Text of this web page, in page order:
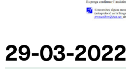
29-03-2022